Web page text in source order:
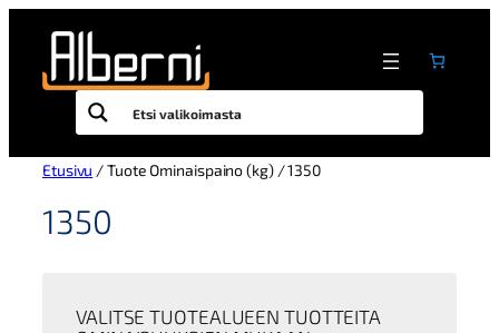
sisältöön
Etusivu / Tuote Ominaispaino (kg) / 1350
1350
VALITSE TUOTEALUEEN TUOTTEITA